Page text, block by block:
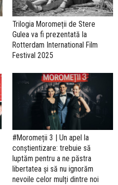
Trilogia Moromeții de Stere
Gulea va fi prezentată la
Rotterdam International Film
Festival 2025
#Moromeții 3 | Un apel la
conștientizare: trebuie să
luptăm pentru a ne păstra
libertatea și să nu ignorăm
nevoile celor mulți dintre noi